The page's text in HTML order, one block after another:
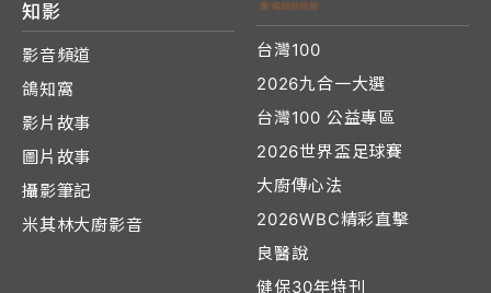
知影
影音頻道
鴿知窩
影片故事
圖片故事
攝影筆記
米其林大廚影音
台灣100
2026九合一大選
台灣100 公益專區
2026世界盃足球賽
大廚傳心法
2026WBC精彩直擊
良醫說
健保30年特刊